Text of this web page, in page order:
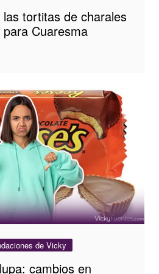
tortitas de charales
Cuaresma
de Vicky
cambios en